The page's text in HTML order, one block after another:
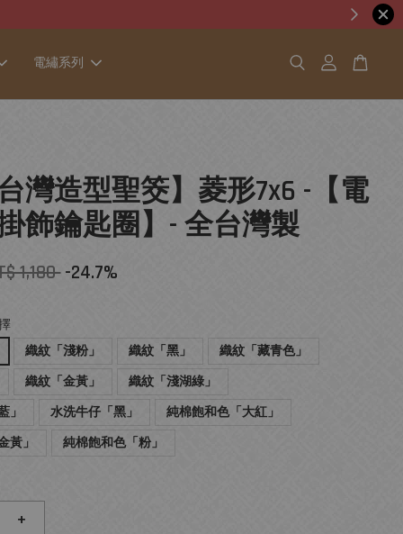
電繡系列
灣造型聖筊】菱形7x6 -【電
飾鑰匙圈】- 全台灣製
1,180 -24.7%
織紋「淺粉」
織紋「黑」
織紋「藏青色」
織紋「金黃」
織紋「淺湖綠」
」
水洗牛仔「黑」
純棉飽和色「大紅」
黃」
純棉飽和色「粉」
+